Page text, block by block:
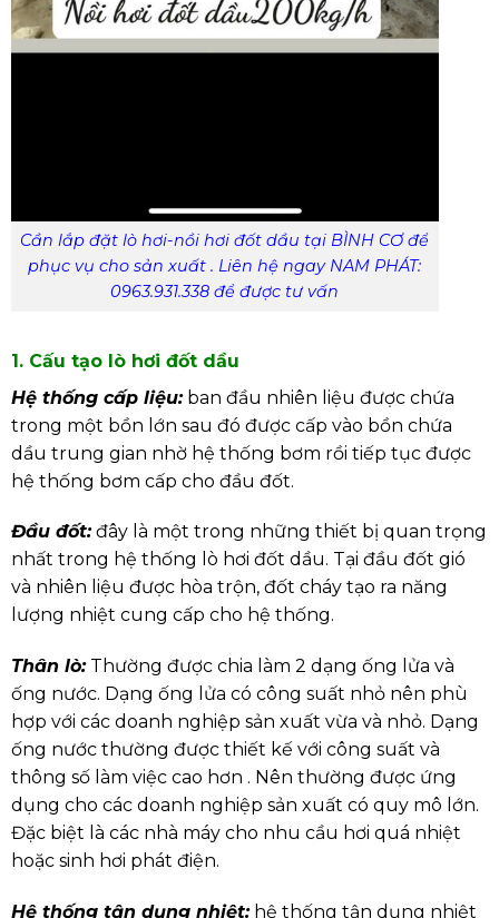
Cần lắp đặt lò hơi-nồi hơi đốt dầu tại BÌNH CƠ để
phục vụ cho sản xuất . Liên hệ ngay NAM PHÁT:
0963.931.338 để được tư vấn
1. Cấu tạo lò hơi đốt dầu
Hệ thống cấp liệu:ban đầu nhiên liệu được chứa
trong một bồn lớn sau đó được cấp vào bồn chứa
dầu trung gian nhờ hệ thống bơm rồi tiếp tục được
hệ thống bơm cấp cho đầu đốt.
Đầu đốt:đây là một trong những thiết bị quan trọng
nhất trong hệ thống lò hơi đốt dầu. Tại đầu đốt gió
và nhiên liệu được hòa trộn, đốt cháy tạo ra năng
lượng nhiệt cung cấp cho hệ thống.
Thân lò:Thường được chia làm 2 dạng ống lửa và
ống nước. Dạng ống lửa có công suất nhỏ nên phù
hợp với các doanh nghiệp sản xuất vừa và nhỏ. Dạng
ống nước thường được thiết kế với công suất và
thông số làm việc cao hơn . Nên thường được ứng
dụng cho các doanh nghiệp sản xuất có quy mô lớn.
Đặc biệt là các nhà máy cho nhu cầu hơi quá nhiệt
hoặc sinh hơi phát điện.
Hệ thống tận dụng nhiệt:hệ thống tận dụng nhiệt